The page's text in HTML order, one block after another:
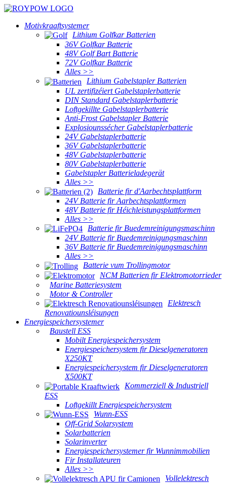
Motivkraaftsystemer
Lithium Golfkar Batterien
36V Golfkar Batterie
48V Golf Bart Batterie
72V Golfkar Batterie
Alles >>
Lithium Gabelstapler Batterien
UL zertifizéiert Gabelstaplerbatterie
DIN Standard Gabelstaplerbatterie
Loftgekillte Gabelstaplerbatterie
Anti-Frost Gabelstapler Batterie
Explosiounssécher Gabelstaplerbatterie
24V Gabelstaplerbatterie
36V Gabelstaplerbatterie
48V Gabelstaplerbatterie
80V Gabelstaplerbatterie
Gabelstapler Batterieladegerät
Alles >>
Batterie fir d'Aarbechtsplattform
24V Batterie fir Aarbechtsplattformen
48V Batterie fir Héichleistungsplattformen
Alles >>
Batterie fir Buedemreinigungsmaschinn
24V Batterie fir Buedemreinigungsmaschinn
36V Batterie fir Buedemreinigungsmaschinn
Alles >>
Batterie vum Trollingmotor
NCM Batterien fir Elektromotorrieder
Marine Batteriesystem
Motor & Controller
Elektresch
Renovatiounsléisungen
Energiespeichersystemer
Baustell ESS
Mobilt Energiespeichersystem
Energiespeichersystem fir Dieselgeneratoren
X250KT
Energiespeichersystem fir Dieselgeneratoren
X500KT
Kommerziell & Industriell
ESS
Loftgekillt Energiespeichersystem
Wunn-ESS
Off-Grid Solarsystem
Solarbatterien
Solarinverter
Energiespeichersystemer fir Wunnimmobilien
Fir Installateuren
Alles >>
Vollelektresch